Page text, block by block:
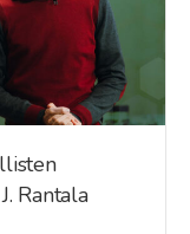
Rantala